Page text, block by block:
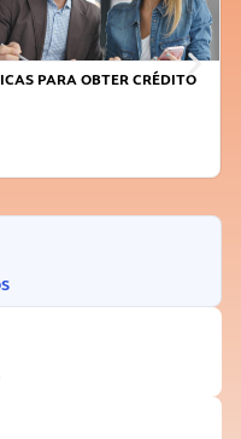
A DIFERENÇA: SEJA